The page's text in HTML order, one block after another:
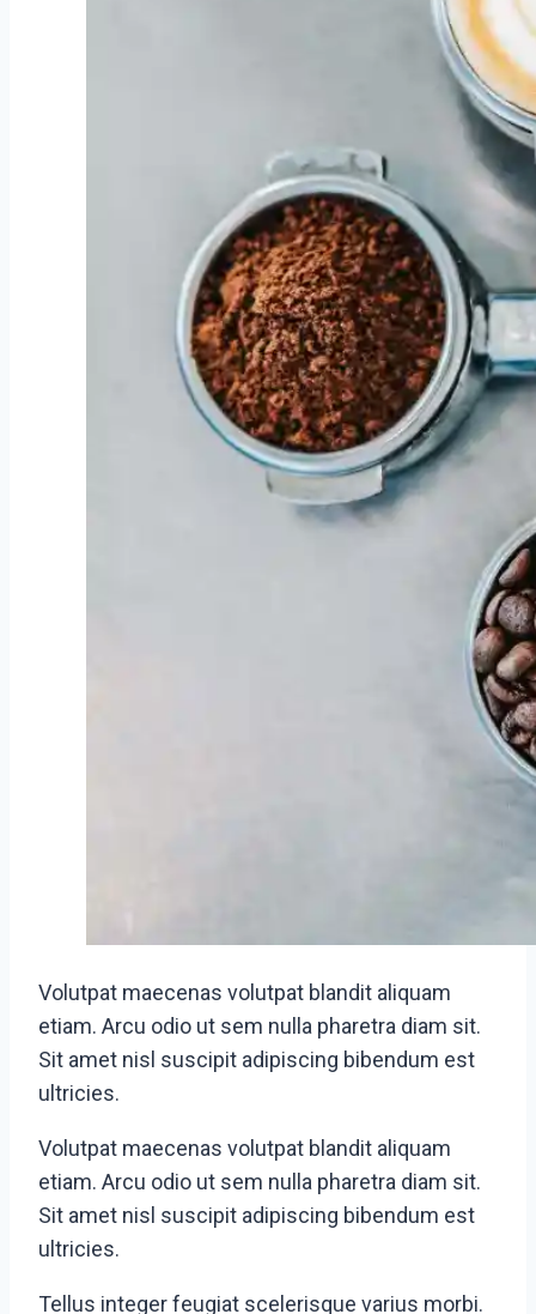
Volutpat maecenas volutpat blandit aliquam
etiam. Arcu odio ut sem nulla pharetra diam sit.
Sit amet nisl suscipit adipiscing bibendum est
ultricies.
Volutpat maecenas volutpat blandit aliquam
etiam. Arcu odio ut sem nulla pharetra diam sit.
Sit amet nisl suscipit adipiscing bibendum est
ultricies.
Tellus integer feugiat scelerisque varius morbi.